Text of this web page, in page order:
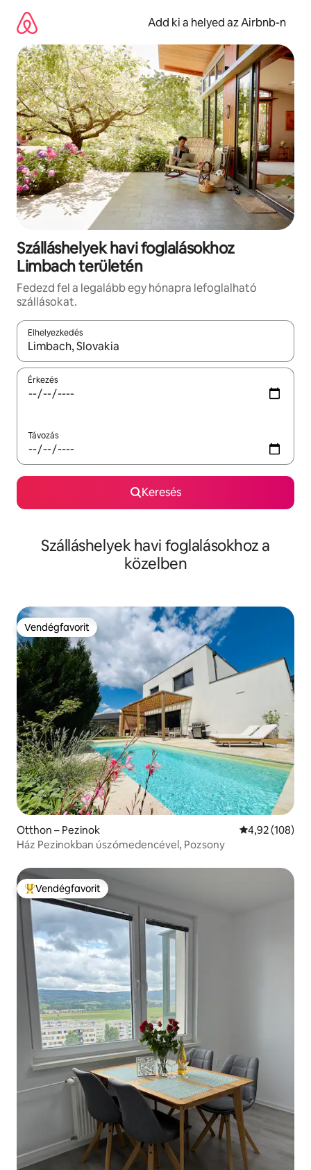
tartalomra
Add ki a helyed az Airbnb-n
Szálláshelyek havi foglalásokhoz
Limbach területén
Fedezd fel a legalább egy hónapra lefoglalható
szállásokat.
Elhelyezkedés
Az eredmények között a felfelé és a lefelé nyíllal
Érkezés
Távozás
Keresés
Szálláshelyek havi foglalásokhoz a
közelben
Vendégfavorit
Vendégfavorit
Otthon – Pezinok Átlagos
4,92 (108)
Ház Pezinokban úszómedencével, Pozsony
Kiemelt vendégfavorit
Vendégfavorit